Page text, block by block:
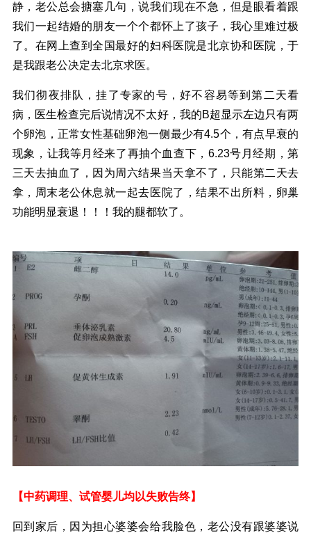
静，老公总会搪塞几句，说我们现在不急，但是眼看着跟
我们一起结婚的朋友一个个都怀上了孩子，我心里难过极
了。在网上查到全国最好的妇科医院是北京协和医院，于
是我跟老公决定去北京求医。
我们彻夜排队，挂了专家的号，好不容易等到第二天看
病，医生检查完后说情况不太好，我的B超显示左边只有两
个卵泡，正常女性基础卵泡一侧最少有4.5个，有点早衰的
现象，让我等月经来了再抽个血查下，6.23号月经期，第
三天去抽血了，因为周六结果当天拿不了，只能第二天去
拿，周末老公休息就一起去医院了，结果不出所料，卵巢
功能明显衰退！！！我的腿都软了。
【中药调理、试管婴儿均以失败告终】
回到家后，因为担心婆婆会给我脸色，老公没有跟婆婆说